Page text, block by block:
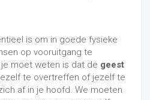
is om in goede fysieke
op vooruitgang te
moet weten is dat de geest
te overtreffen of jezelf te
af in je hoofd. We moeten